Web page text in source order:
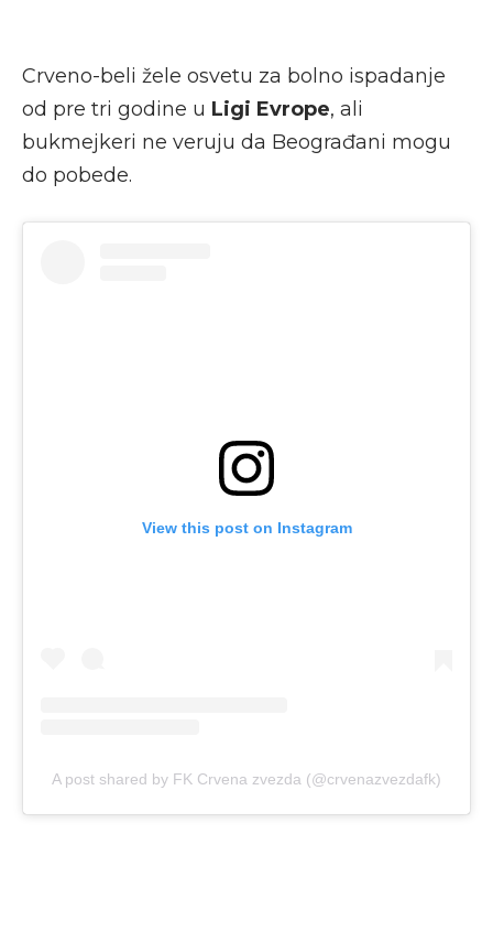
Crveno-beli žele osvetu za bolno ispadanje
od pre tri godine u Ligi Evrope, ali
bukmejkeri ne veruju da Beograđani mogu
do pobede.
View this post on Instagram
A post shared by FK Crvena zvezda (@crvenazvezdafk)